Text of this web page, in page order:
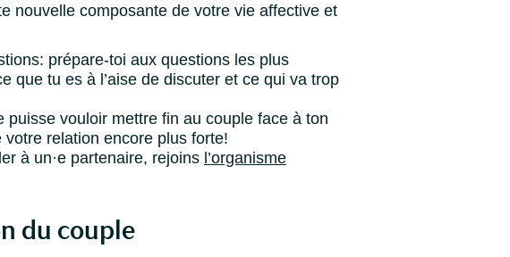
nouvelle composante de votre vie affective et
prépare-toi aux questions les plus
que tu es à l’aise de discuter et ce qui va trop
puisse vouloir mettre fin au couple face à ton
relation encore plus forte!
à un·e partenaire, rejoins l’organisme
du couple